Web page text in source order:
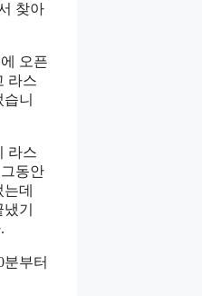
찾아
오픈
라스
니
라스
동안
데
기
분부터